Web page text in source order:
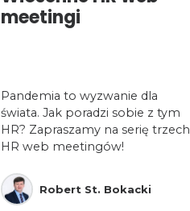
meetingi
Pandemia to wyzwanie dla
świata. Jak poradzi sobie z tym
HR? Zapraszamy na serię trzech
HR web meetingów!
Robert St. Bokacki